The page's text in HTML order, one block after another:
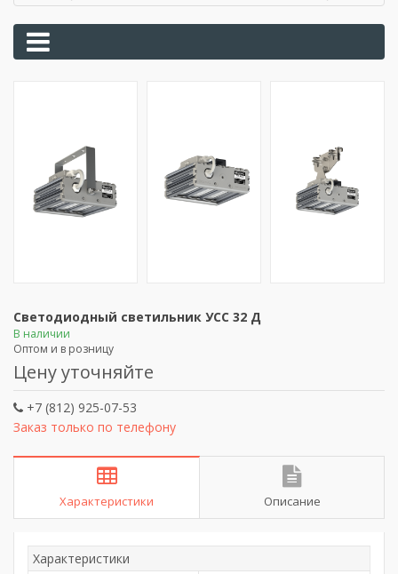
Светодиодный светильник УСС 32 Д
В наличии
Оптом и в розницу
Цену уточняйте
+7 (812) 925-07-53
Заказ только по телефону
Характеристики Описание
Характеристики